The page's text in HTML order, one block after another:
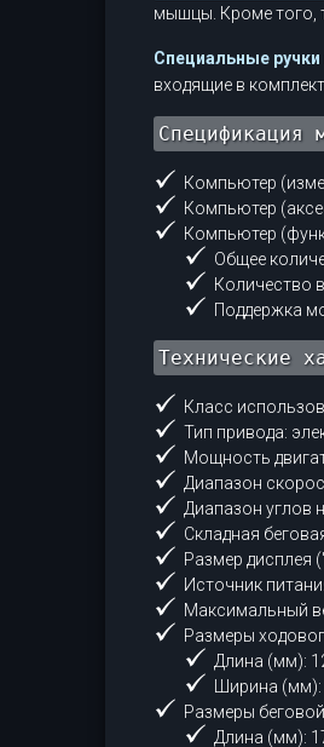
мышцы. Кроме того,
Специальные
входящие в
Спецификация
Компьютер
Компьютер
Компьютер
Общее
Количество
Поддержка
Технические
Класс
Тип привода:
Мощность
Диапазон
Диапазон углов
Складная
Размер дисплея
Источник
Максимальный
Размеры
Длина (мм):
Ширина (мм):
Размеры
Длина (мм):